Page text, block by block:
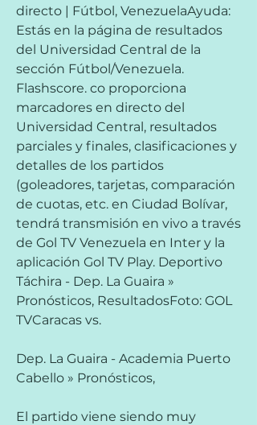
directo | Fútbol, VenezuelaAyuda:
Estás en la página de resultados
del Universidad Central de la
sección Fútbol/Venezuela.
Flashscore. co proporciona
marcadores en directo del
Universidad Central, resultados
parciales y finales, clasificaciones y
detalles de los partidos
(goleadores, tarjetas, comparación
de cuotas, etc. en Ciudad Bolívar,
tendrá transmisión en vivo a través
de Gol TV Venezuela en Inter y la
aplicación Gol TV Play. Deportivo
Táchira - Dep. La Guaira »
Pronósticos, ResultadosFoto: GOL
TVCaracas vs.
Dep. La Guaira - Academia Puerto
Cabello » Pronósticos,
El partido viene siendo muy